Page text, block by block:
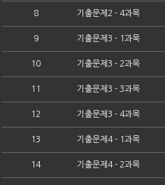
8 기출문제2 - 4과목
9 기출문제3 - 1과목
10 기출문제3 - 2과목
11 기출문제3 - 3과목
12 기출문제3 - 4과목
13 기출문제4 - 1과목
14 기출문제4 - 2과목